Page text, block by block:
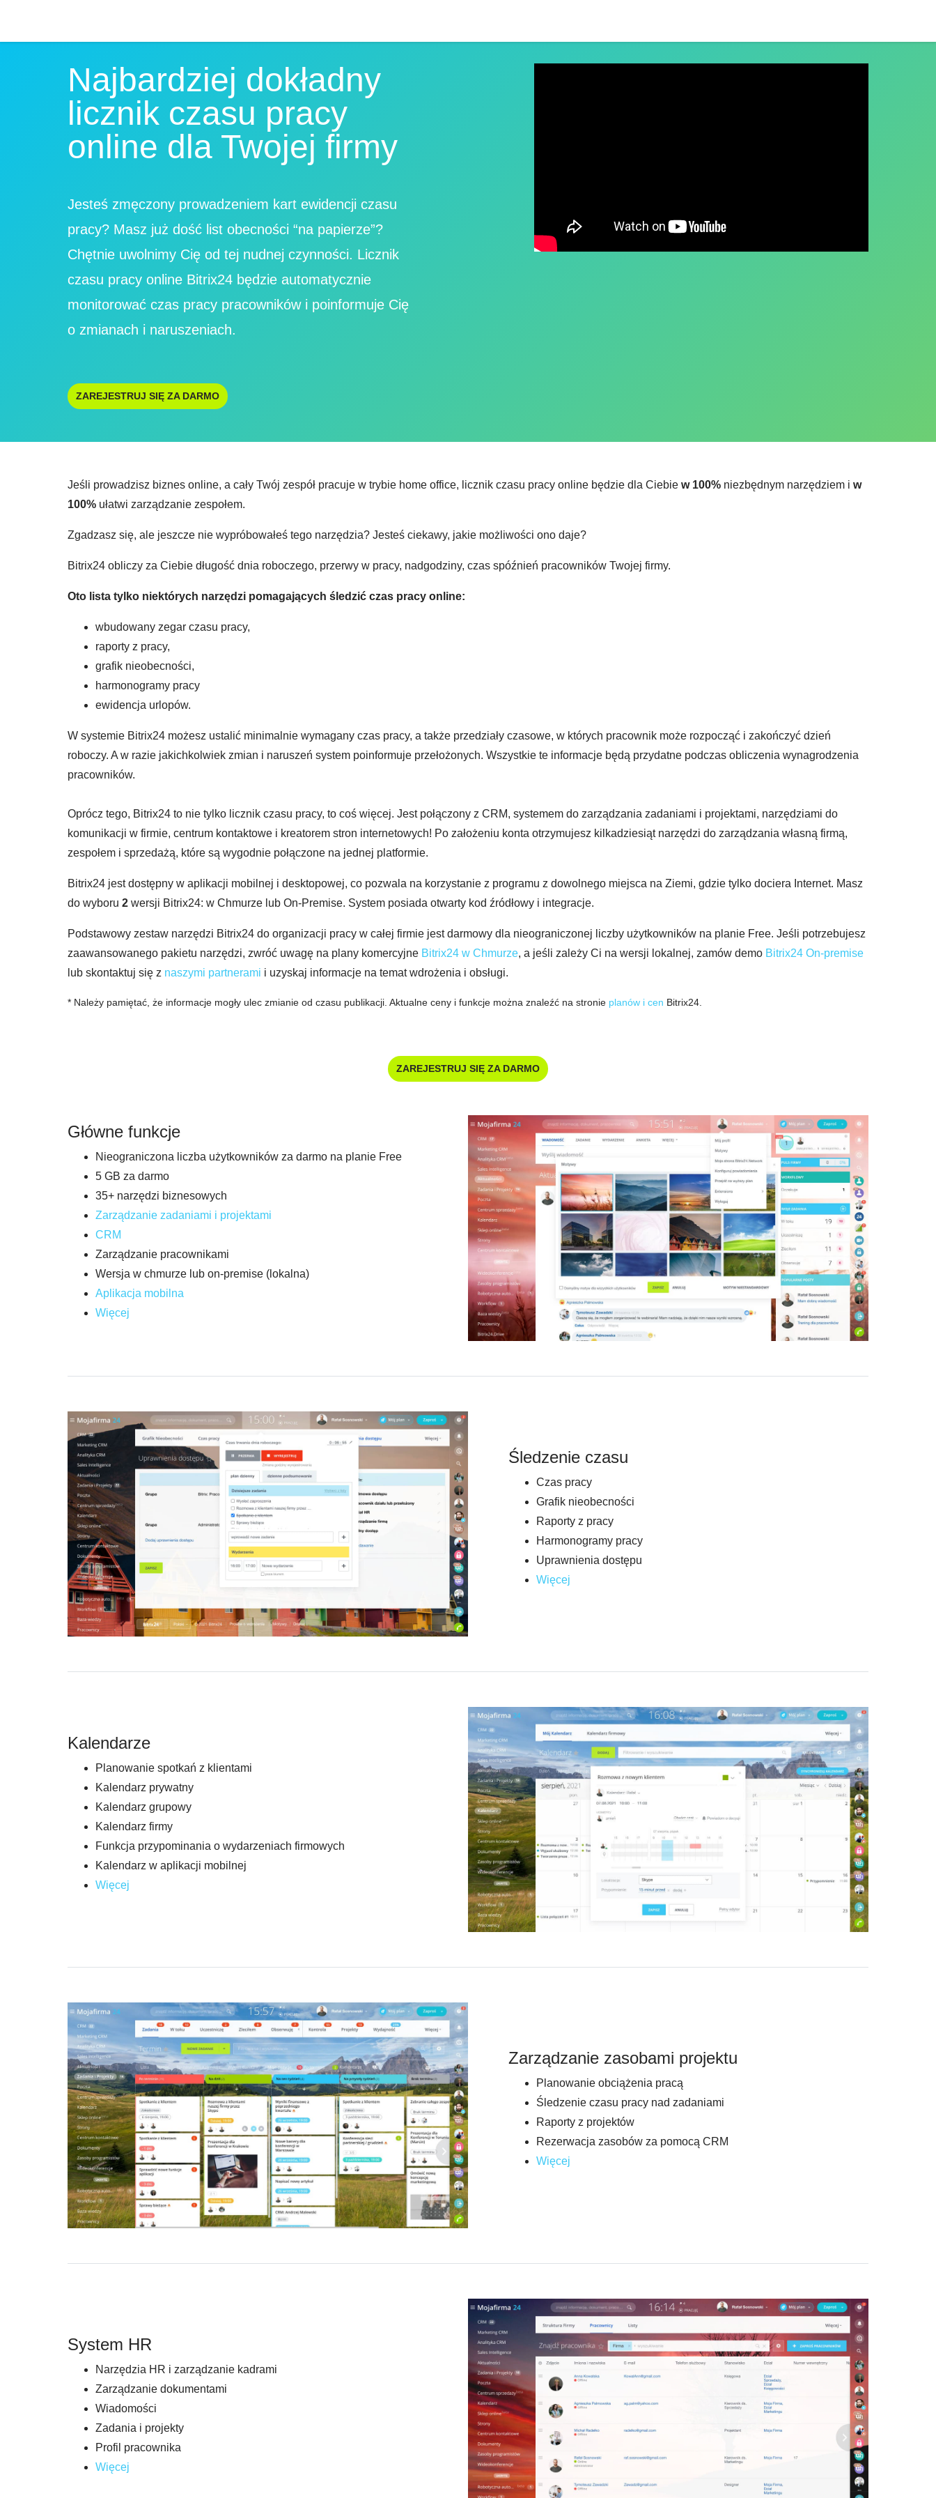
Najbardziej dokładny
licznik czasu pracy
online dla Twojej firmy
Jesteś zmęczony prowadzeniem kart ewidencji czasu
pracy? Masz już dość list obecności “na papierze”?
Chętnie uwolnimy Cię od tej nudnej czynności. Licznik
czasu pracy online Bitrix24 będzie automatycznie
monitorować czas pracy pracowników i poinformuje Cię
o zmianach i naruszeniach.
ZAREJESTRUJ SIĘ ZA DARMO
Jeśli prowadzisz biznes online, a cały Twój zespół pracuje w trybie home office, licznik czasu pracy online będzie dla Ciebie w 100% niezbędnym narzędziem i w
100% ułatwi zarządzanie zespołem.
Zgadzasz się, ale jeszcze nie wypróbowałeś tego narzędzia? Jesteś ciekawy, jakie możliwości ono daje?
Bitrix24 obliczy za Ciebie długość dnia roboczego, przerwy w pracy, nadgodziny, czas spóźnień pracowników Twojej firmy.
Oto lista tylko niektórych narzędzi pomagających śledzić czas pracy online:
wbudowany zegar czasu pracy,
raporty z pracy,
grafik nieobecności,
harmonogramy pracy
ewidencja urlopów.
W systemie Bitrix24 możesz ustalić minimalnie wymagany czas pracy, a także przedziały czasowe, w których pracownik może rozpocząć i zakończyć dzień
roboczy. A w razie jakichkolwiek zmian i naruszeń system poinformuje przełożonych. Wszystkie te informacje będą przydatne podczas obliczenia wynagrodzenia
pracowników.
Oprócz tego, Bitrix24 to nie tylko licznik czasu pracy, to coś więcej. Jest połączony z CRM, systemem do zarządzania zadaniami i projektami, narzędziami do
komunikacji w firmie, centrum kontaktowe i kreatorem stron internetowych! Po założeniu konta otrzymujesz kilkadziesiąt narzędzi do zarządzania własną firmą,
zespołem i sprzedażą, które są wygodnie połączone na jednej platformie.
Bitrix24 jest dostępny w aplikacji mobilnej i desktopowej, co pozwala na korzystanie z programu z dowolnego miejsca na Ziemi, gdzie tylko dociera Internet. Masz
do wyboru 2 wersji Bitrix24: w Chmurze lub On-Premise. System posiada otwarty kod źródłowy i integracje.
Podstawowy zestaw narzędzi Bitrix24 do organizacji pracy w całej firmie jest darmowy dla nieograniczonej liczby użytkowników na planie Free. Jeśli potrzebujesz
zaawansowanego pakietu narzędzi, zwróć uwagę na plany komercyjne Bitrix24 w Chmurze, a jeśli zależy Ci na wersji lokalnej, zamów demo Bitrix24 On-premise
lub skontaktuj się z naszymi partnerami i uzyskaj informacje na temat wdrożenia i obsługi.
* Należy pamiętać, że informacje mogły ulec zmianie od czasu publikacji. Aktualne ceny i funkcje można znaleźć na stronie planów i cen Bitrix24.
ZAREJESTRUJ SIĘ ZA DARMO
Główne funkcje
Nieograniczona liczba użytkowników za darmo na planie Free
5 GB za darmo
35+ narzędzi biznesowych
Zarządzanie zadaniami i projektami
CRM
Zarządzanie pracownikami
Wersja w chmurze lub on-premise (lokalna)
Aplikacja mobilna
Więcej
Śledzenie czasu
Czas pracy
Grafik nieobecności
Raporty z pracy
Harmonogramy pracy
Uprawnienia dostępu
Więcej
Kalendarze
Planowanie spotkań z klientami
Kalendarz prywatny
Kalendarz grupowy
Kalendarz firmy
Funkcja przypominania o wydarzeniach firmowych
Kalendarz w aplikacji mobilnej
Więcej
Zarządzanie zasobami projektu
Planowanie obciążenia pracą
Śledzenie czasu pracy nad zadaniami
Raporty z projektów
Rezerwacja zasobów za pomocą CRM
Więcej
System HR
Narzędzia HR i zarządzanie kadrami
Zarządzanie dokumentami
Wiadomości
Zadania i projekty
Profil pracownika
Więcej